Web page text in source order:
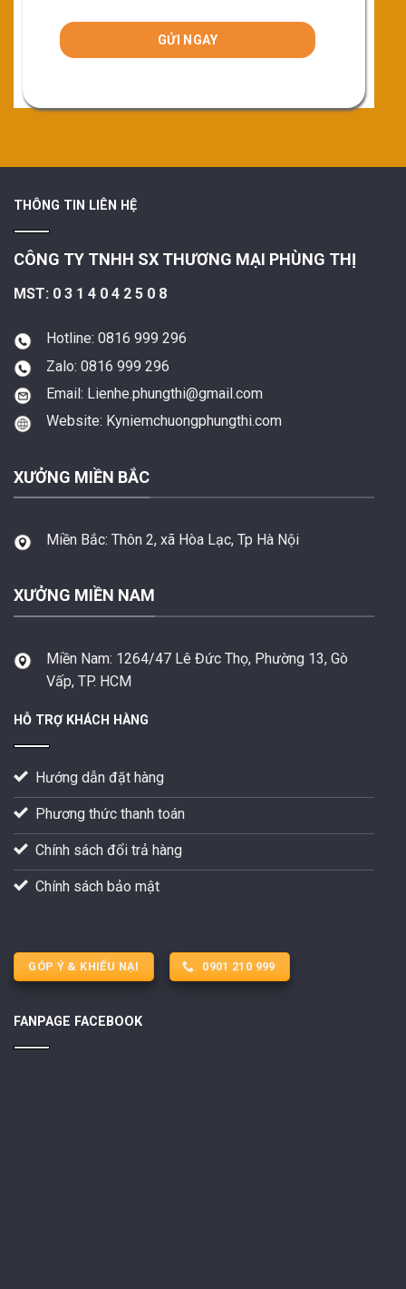
THÔNG TIN LIÊN HỆ
CÔNG TY TNHH SX THƯƠNG MẠI PHÙNG THỊ
MST: 0 3 1 4 0 4 2 5 0 8
Hotline: 0816 999 296
Zalo: 0816 999 296
Email: Lienhe.phungthi@gmail.com
Website: Kyniemchuongphungthi.com
XƯỞNG MIỀN BẮC
Miền Bắc: Thôn 2, xã Hòa Lạc, Tp Hà Nội
XƯỞNG MIỀN NAM
Miền Nam: 1264/47 Lê Đức Thọ, Phường 13, Gò
Vấp, TP. HCM
HỖ TRỢ KHÁCH HÀNG
Hướng dẫn đặt hàng
Phương thức thanh toán
Chính sách đổi trả hàng
Chính sách bảo mật
GÓP Ý & KHIẾU NẠI 0901 210 999
FANPAGE FACEBOOK